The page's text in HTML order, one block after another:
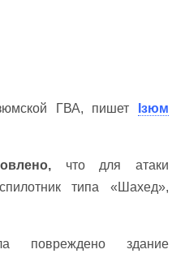
ГВА, пишет
Ізюм
что для атаки
типа «Шахед»,
повреждено здание